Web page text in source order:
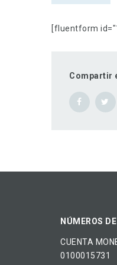
[fluentform
Compartir
NÚMEROS
CUENTA
0100015731